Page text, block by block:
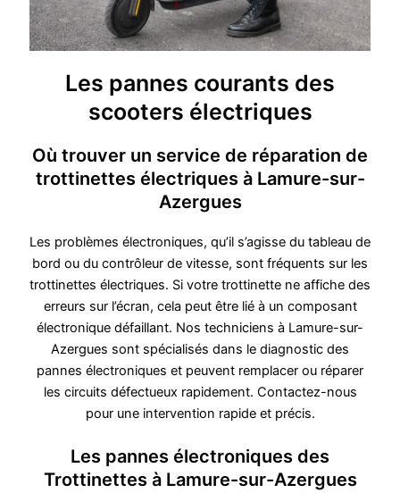
Les pannes courants des
scooters électriques
Où trouver un service de réparation de
trottinettes électriques à Lamure-sur-
Azergues
Les problèmes électroniques, qu’il s’agisse du tableau de
bord ou du contrôleur de vitesse, sont fréquents sur les
trottinettes électriques. Si votre trottinette ne affiche des
erreurs sur l’écran, cela peut être lié à un composant
électronique défaillant. Nos techniciens à Lamure-sur-
Azergues sont spécialisés dans le diagnostic des
pannes électroniques et peuvent remplacer ou réparer
les circuits défectueux rapidement. Contactez-nous
pour une intervention rapide et précis.
Les pannes électroniques des
Trottinettes à Lamure-sur-Azergues